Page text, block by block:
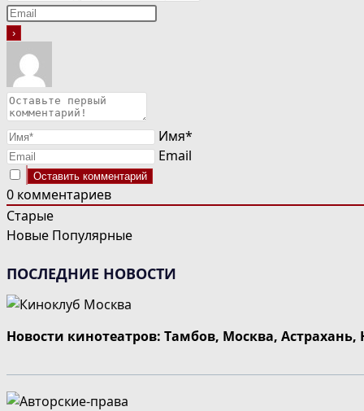
Имя*
Email
0 комментариев
Старые
Новые Популярные
ПОСЛЕДНИЕ НОВОСТИ
Новости кинотеатров: Тамбов, Москва,